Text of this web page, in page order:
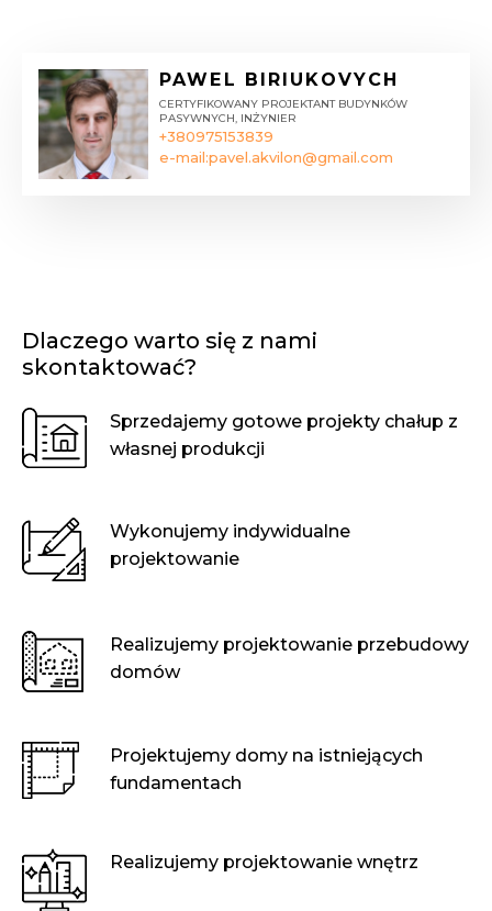
PAWEL BIRIUKOVYCH
CERTYFIKOWANY PROJEKTANT BUDYNKÓW
PASYWNYCH, INŻYNIER
+380975153839
e-mail:pavel.akvilon@gmail.com
Dlaczego warto się z nami
skontaktować?
Sprzedajemy gotowe projekty chałup z
własnej produkcji
Wykonujemy indywidualne
projektowanie
Realizujemy projektowanie przebudowy
domów
Projektujemy domy na istniejących
fundamentach
Realizujemy projektowanie wnętrz